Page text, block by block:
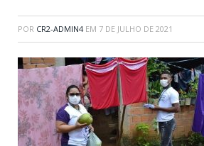
POR CR2-ADMIN4 EM 7 DE JULHO DE 2021